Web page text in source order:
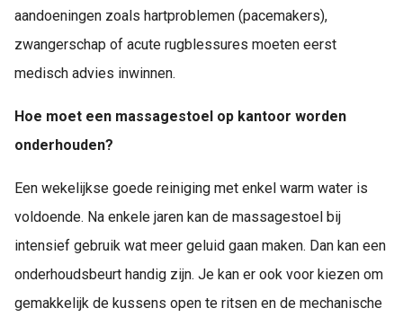
aandoeningen zoals hartproblemen (pacemakers),
zwangerschap of acute rugblessures moeten eerst
medisch advies inwinnen.
Hoe moet een massagestoel op kantoor worden
onderhouden?
Een wekelijkse goede reiniging met enkel warm water is
voldoende. Na enkele jaren kan de massagestoel bij
intensief gebruik wat meer geluid gaan maken. Dan kan een
onderhoudsbeurt handig zijn. Je kan er ook voor kiezen om
gemakkelijk de kussens open te ritsen en de mechanische